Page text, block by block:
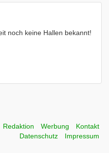
noch keine Hallen bekannt!
Redaktion Werbung
Kontakt
Datenschutz
Impressum